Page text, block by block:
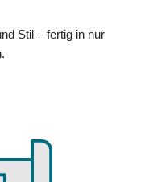
Stil – fertig in nur